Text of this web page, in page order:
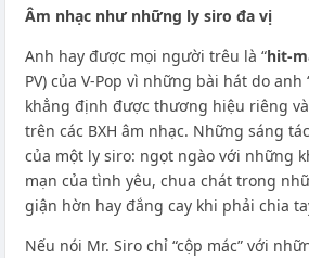
Âm nhạc như những ly siro đa vị
Anh hay được mọi người trêu là “hit-
PV) của V-Pop vì những bài hát do anh
khẳng định được thương hiệu riêng
trên các BXH âm nhạc. Những sáng
của một ly siro: ngọt ngào với những
mạn của tình yêu, chua chát trong
giận hờn hay đắng cay khi phải chia
Nếu nói Mr. Siro chỉ “cộp mác” với